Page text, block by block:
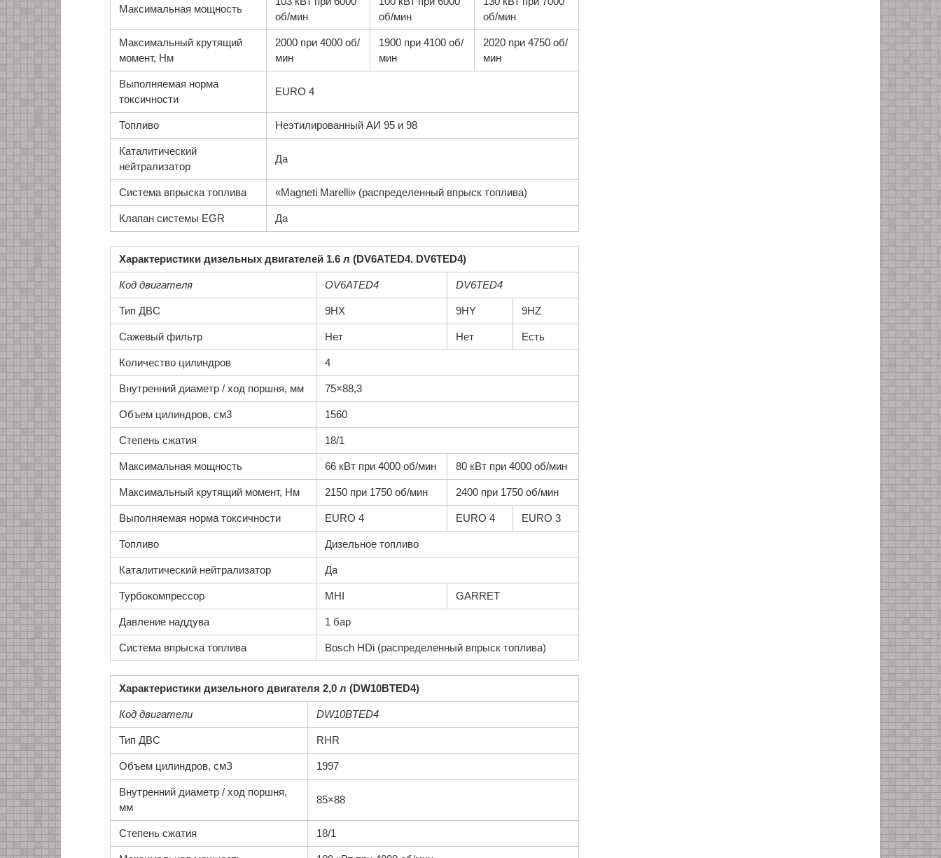
Максимальная мощность
об/мин
об/мин
об/мин
Максимальный крутящий
момент, Нм
2000 при 4000 об/
мин
1900 при 4100 об/
мин
2020 при 4750 об/
мин
Выполняемая норма
токсичности
EURO 4
Топливо Неэтилированный АИ 95 и 98
Каталитический
нейтрализатор
Да
Система впрыска топлива «Magneti Маrelli» (распределенный впрыск топлива)
Клапан системы EGR Да
Характеристики дизельных двигателей 1.6 л (DV6ATED4. DV6TED4)
Код двигателя OV6ATED4 DV6TED4
Тип ДВС 9НХ 9HY 9HZ
Сажевый фильтр Нет Нет Есть
Количество цилиндров 4
Внутренний диаметр / ход поршня, мм 75×88,3
Объем цилиндров, см3 1560
Степень сжатия 18/1
Максимальная мощность 66 кВт при 4000 об/мин 80 кВт при 4000 об/мин
Максимальный крутящий момент, Нм 2150 при 1750 об/мин 2400 при 1750 об/мин
Выполняемая норма токсичности EURO 4 EURO 4 EURO 3
Топливо Дизельное топливо
Каталитический нейтрализатор Да
Турбокомпрессор MHI GARRET
Давление наддува 1 бар
Система впрыска топлива Bosch HDi (распределенный впрыск топлива)
Характеристики дизельного двигателя 2,0 л (DW10BTED4)
Код двигатели DW10BTED4
Тип ДВС RHR
Объем цилиндров, смЗ 1997
Внутренний диаметр / ход поршня,
мм
85×88
Степень сжатия 18/1